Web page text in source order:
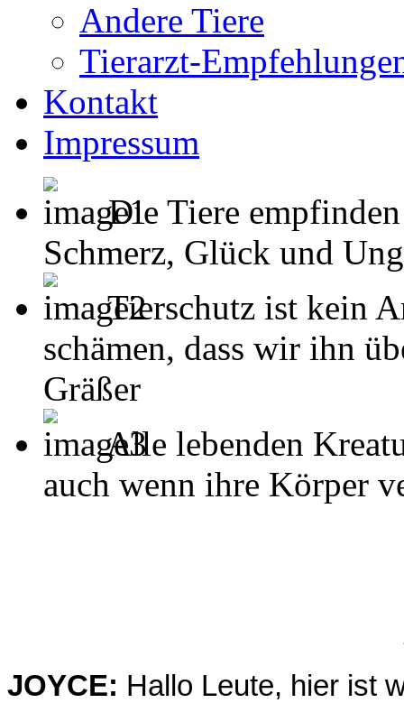
Andere Tiere
Tierarzt-
Kontakt
Impressum
Die Tiere
Schmerz, Glück und
Tierschutz ist kein
schämen, dass wir ihn
Gräßer
Alle lebenden
auch wenn ihre Körper
JOYCE: Hallo Leute, hier ist